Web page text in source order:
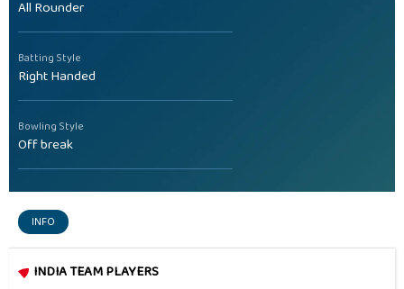
All Rounder
Batting Style
Right Handed
Bowling Style
Off break
INFO
INDIA TEAM PLAYERS